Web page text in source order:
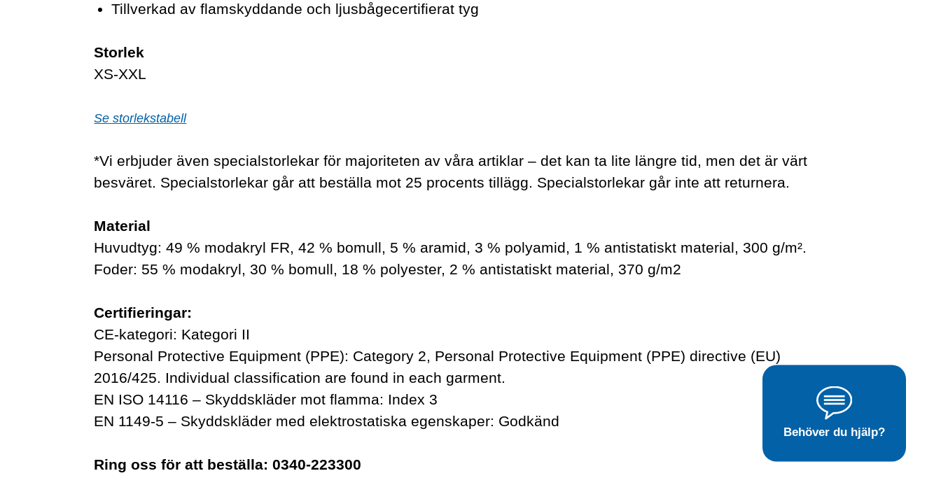
Tillverkad av flamskyddande och ljusbågecertifierat tyg
Storlek
XS-XXL
Se storlekstabell
*Vi erbjuder även specialstorlekar för majoriteten av våra artiklar – det kan ta lite längre tid, men det är värt
besväret. Specialstorlekar går att beställa mot 25 procents tillägg. Specialstorlekar går inte att returnera.
Material
Huvudtyg: 49 % modakryl FR, 42 % bomull, 5 % aramid, 3 % polyamid, 1 % antistatiskt material, 300 g/m².
Foder: 55 % modakryl, 30 % bomull, 18 % polyester, 2 % antistatiskt material, 370 g/m2
Certifieringar:
CE-kategori: Kategori II
Personal Protective Equipment (PPE): Category 2, Personal Protective Equipment (PPE) directive (EU)
2016/425. Individual classification are found in each garment.
EN ISO 14116 – Skyddskläder mot flamma: Index 3
EN 1149-5 – Skyddskläder med elektrostatiska egenskaper: Godkänd
Ring oss för att beställa: 0340-223300
Behöver du hjälp?